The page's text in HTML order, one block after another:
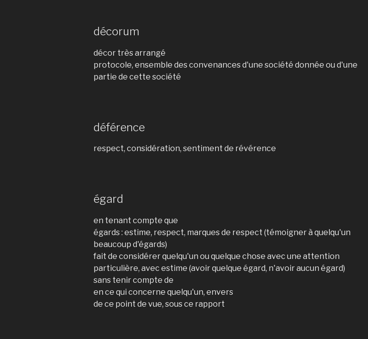
décorum
décor très arrangé
protocole, ensemble des convenances d'une société donnée ou d'une
partie de cette société
déférence
respect, considération, sentiment de révérence
égard
en tenant compte que
égards : estime, respect, marques de respect (témoigner à quelqu'un
beaucoup d'égards)
fait de considérer quelqu'un ou quelque chose avec une attention
particulière, avec estime (avoir quelque égard, n'avoir aucun égard)
sans tenir compte de
en ce qui concerne quelqu'un, envers
de ce point de vue, sous ce rapport